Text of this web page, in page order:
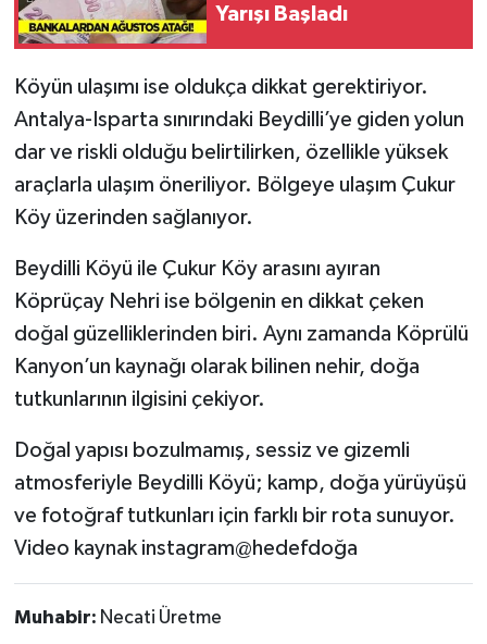
Yarışı Başladı
Köyün ulaşımı ise oldukça dikkat gerektiriyor.
Antalya-Isparta sınırındaki Beydilli’ye giden yolun
dar ve riskli olduğu belirtilirken, özellikle yüksek
araçlarla ulaşım öneriliyor. Bölgeye ulaşım Çukur
Köy üzerinden sağlanıyor.
Beydilli Köyü ile Çukur Köy arasını ayıran
Köprüçay Nehri ise bölgenin en dikkat çeken
doğal güzelliklerinden biri. Aynı zamanda Köprülü
Kanyon’un kaynağı olarak bilinen nehir, doğa
tutkunlarının ilgisini çekiyor.
Doğal yapısı bozulmamış, sessiz ve gizemli
atmosferiyle Beydilli Köyü; kamp, doğa yürüyüşü
ve fotoğraf tutkunları için farklı bir rota sunuyor.
Video kaynak instagram@hedefdoğa
Muhabir: Necati Üretme
Yerel
Künye